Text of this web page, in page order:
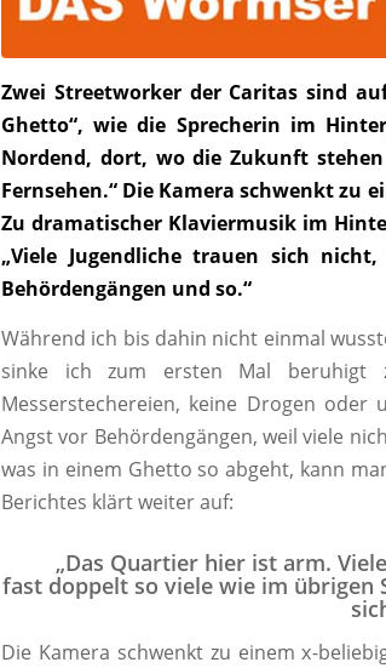
Zwei Streetworker der Caritas sind
Ghetto“, wie die Sprecherin im
Nordend, dort, wo die Zukunft
Fernsehen.“ Die Kamera schwenkt zu
Zu dramatischer Klaviermusik im
„Viele Jugendliche trauen sich
Behördengängen und so.“
Während ich bis dahin nicht einmal
sinke ich zum ersten Mal beruhigt
Messerstechereien, keine Drogen oder
Angst vor Behördengängen, weil viele
was in einem Ghetto so abgeht, kann
Berichtes klärt weiter auf:
„Das Quartier hier ist arm.
fast doppelt so viele wie im übrigen
Die Kamera schwenkt zu einem x-